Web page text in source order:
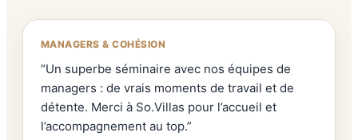
MANAGERS & COHÉSION
“Un superbe séminaire avec nos équipes de
managers : de vrais moments de travail et de
détente. Merci à So.Villas pour l’accueil et
l’accompagnement au top.”